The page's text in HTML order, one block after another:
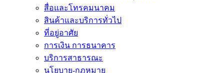
สื่อและโทรคมนาคม
สินค้าและบริการทั่วไป
ที่อยู่อาศัย
การเงิน การธนาคาร
บริการสาธารณะ
นโยบาย-กฎหมาย